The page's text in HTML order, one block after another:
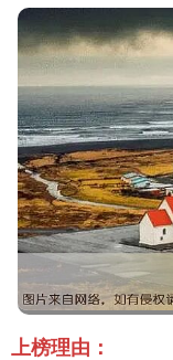
上榜理由：